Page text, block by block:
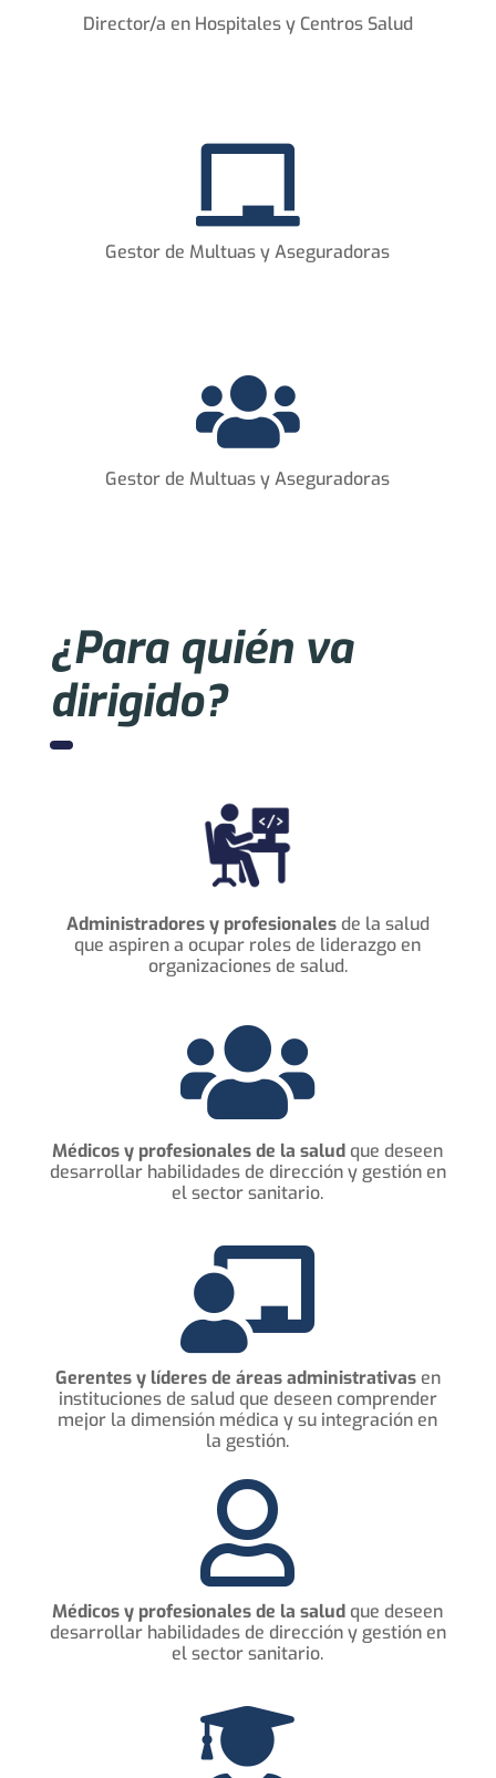
Director/a en Hospitales y Centros Salud

Gestor de Multuas y Aseguradoras

Gestor de Multuas y Aseguradoras
¿Para quién va
dirigido?
Administradores y profesionalesde la salud
que aspiren a ocupar roles de liderazgo en
organizaciones de salud.

Médicos y profesionales de la saludque deseen
desarrollar habilidades de dirección y gestión en
el sector sanitario.

Gerentes y líderes de áreas administrativasen
instituciones de salud que deseen comprender
mejor la dimensión médica y su integración en
la gestión.

Médicos y profesionales de la saludque deseen
desarrollar habilidades de dirección y gestión en
el sector sanitario.